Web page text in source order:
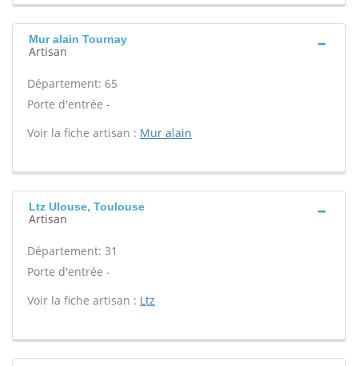
Mur alain Tournay
Artisan
Département: 65
Porte d'entrée -
Voir la fiche artisan : Mur alain
Ltz Ulouse, Toulouse
Artisan
Département: 31
Porte d'entrée -
Voir la fiche artisan : Ltz